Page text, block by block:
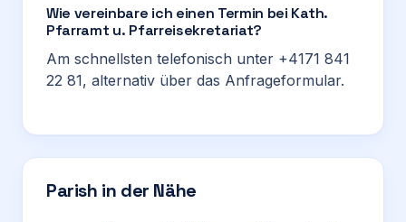
Wie vereinbare ich einen Termin bei Kath.
Pfarramt u. Pfarreisekretariat?
Am schnellsten telefonisch unter +4171 841
22 81, alternativ über das Anfrageformular.
Parish in der Nähe